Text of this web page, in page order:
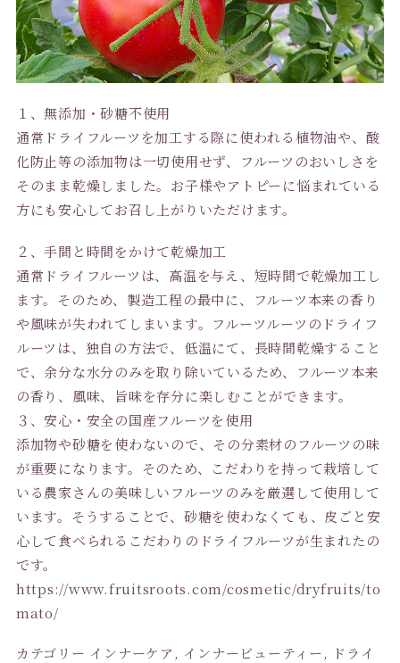
１、無添加・砂糖不使用
通常ドライフルーツを加工する際に使われる植物油や、酸
化防止等の添加物は一切使用せず、フルーツのおいしさを
そのまま乾燥しました。お子様やアトピーに悩まれている
方にも安心してお召し上がりいただけます。
２、手間と時間をかけて乾燥加工
通常ドライフルーツは、高温を与え、短時間で乾燥加工し
ます。そのため、製造工程の最中に、フルーツ本来の香り
や風味が失われてしまいます。フルーツルーツのドライフ
ルーツは、独自の方法で、低温にて、長時間乾燥すること
で、余分な水分のみを取り除いているため、フルーツ本来
の香り、風味、旨味を存分に楽しむことができます。
３、安心・安全の国産フルーツを使用
添加物や砂糖を使わないので、その分素材のフルーツの味
が重要になります。そのため、こだわりを持って栽培して
いる農家さんの美味しいフルーツのみを厳選して使用して
います。そうすることで、砂糖を使わなくても、皮ごと安
心して食べられるこだわりのドライフルーツが生まれたの
です。
https://www.fruitsroots.com/cosmetic/dryfruits/to
mato/
カテゴリー インナーケア, インナービューティー, ドライ